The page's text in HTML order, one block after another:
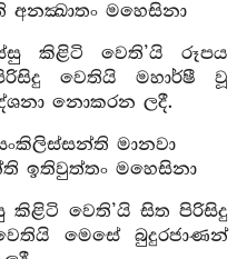
මහෙසිනා
කිළිටි වෙති’යි රූපය
වෙතියි මහාර්ෂී වූ
නොකරන ලදී.
මානවා
ඉතිවුත්තං මහෙසිනා
වෙති’යි සිත පිරිසිදු
මෙසේ බුදුරජාණන්